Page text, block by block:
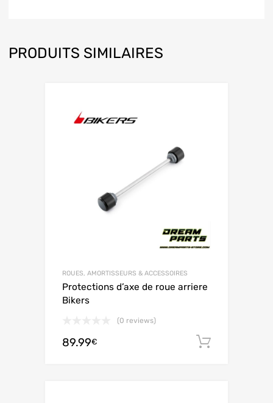
PRODUITS SIMILAIRES
ROUES, AMORTISSEURS & ACCESSOIRES
Protections d’axe de roue arriere
Bikers
(0 reviews)
89.99€